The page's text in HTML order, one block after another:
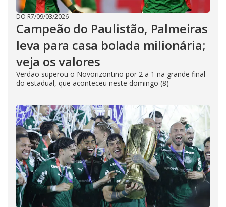
DO R7/09/03/2026
Campeão do Paulistão, Palmeiras
leva para casa bolada milionária;
veja os valores
Verdão superou o Novorizontino por 2 a 1 na grande final
do estadual, que aconteceu neste domingo (8)